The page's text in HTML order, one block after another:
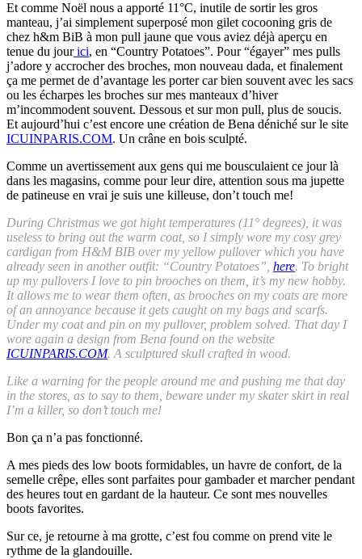
Et comme Noël nous a apporté 11°C, inutile de sortir les gros
manteau, j’ai simplement superposé mon gilet cocooning gris de
chez h&m BiB à mon pull jaune que vous aviez déjà aperçu en
tenue du jourici, en “Country Potatoes”. Pour “égayer” mes pulls
j’adore y accrocher des broches, mon nouveau dada, et finalement
ça me permet de d’avantage les porter car bien souvent avec les sacs
ou les écharpes les broches sur mes manteaux d’hiver
m’incommodent souvent. Dessous et sur mon pull, plus de soucis.
Et aujourd’hui c’est encore une création de Bena déniché sur le site
ICUINPARIS.COM. Un crâne en bois sculpté.
Comme un avertissement aux gens qui me bousculaient ce jour là
dans les magasins, comme pour leur dire, attention sous ma jupette
de patineuse en vrai je suis une killeuse, don’t touch me!
During Christmas we got hight temperatures (11° degrees), it was
useless to bring out the warm coat, so I simply wore my cosy grey
cardigan from H&M BIB over my yellow pullover which you have
already seen in another outfit: “Country Potatoes”, here. To bright
up my pullovers I love to pin brooches on them, it’s my new hobby.
It allows me to wear them often, as brooches on my coats are more
of an annoyance because it gets caught on my bags and scarfs.
Under my coat and pin on my pullover, problem solved. That day I
wore again a design from Bena found on the website
ICUINPARIS.COM. A sculptured skull crafted in wood.
Like a warning for the people around me and pushing me that day
in the stores, as to say to them, beware under my skater skirt in real
I’m a killer, so don’t touch me!
Bon ça n’a pas fonctionné.
A mes pieds des low boots formidables, un havre de confort, de la
semelle crêpe, elles sont parfaites pour gambader et marcher pendant
des heures tout en gardant de la hauteur. Ce sont mes nouvelles
boots favorites.
Sur ce, je retourne à ma grotte, c’est fou comme on prend vite le
rythme de la glandouille.